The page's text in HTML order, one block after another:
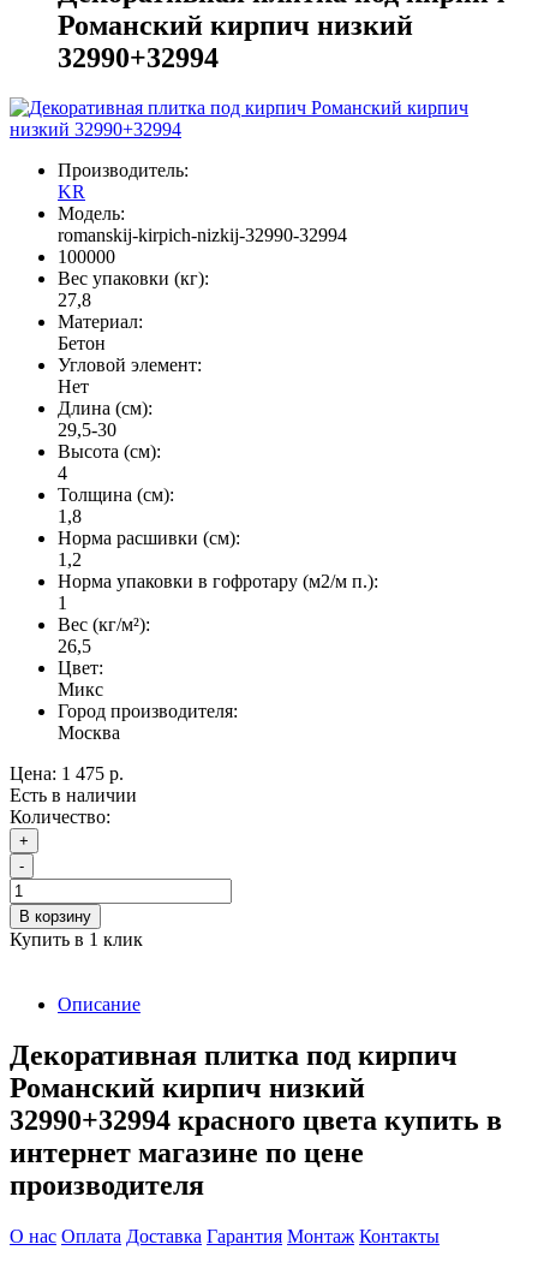
Романский кирпич низкий
32990+32994
Производитель:
KR
Модель:
romanskij-kirpich-nizkij-32990-32994
100000
Вес упаковки (кг):
27,8
Материал:
Бетон
Угловой элемент:
Нет
Длина (см):
29,5-30
Высота (см):
4
Толщина (см):
1,8
Норма расшивки (см):
1,2
Норма упаковки в гофротару (м2/м п.):
1
Вес (кг/м²):
26,5
Цвет:
Микс
Город производителя:
Москва
Цена: 1 475 р.
Есть в наличии
Количество:
+
-
В корзину
Купить в 1 клик
Описание
Декоративная плитка под кирпич
Романский кирпич низкий
32990+32994 красного цвета купить в
интернет магазине по цене
производителя
О нас Оплата Доставка Гарантия Монтаж Контакты